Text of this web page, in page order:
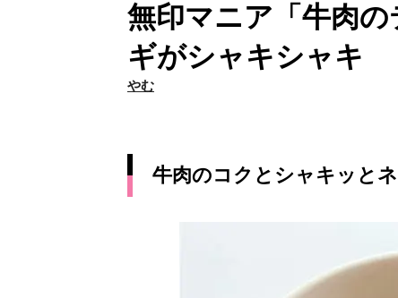
無印マニア「牛肉
ギがシャキシャキ
やむ
牛肉のコクとシャキッと